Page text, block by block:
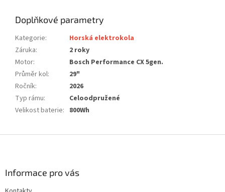
Doplňkové parametry
Kategorie:
Horská elektrokola
Záruka:
2 roky
Motor:
Bosch Performance CX 5gen.
Průměr kol:
29"
Ročník:
2026
Typ rámu:
Celoodpružené
Velikost baterie: 800Wh
Informace pro vás